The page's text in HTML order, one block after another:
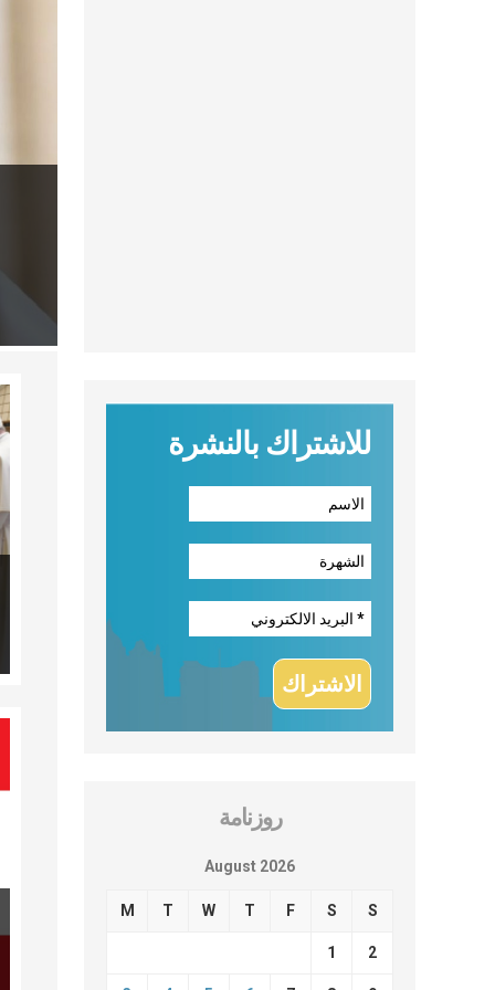
للاشتراك بالنشرة
روزنامة
August 2026
M T W T F S S
1 2